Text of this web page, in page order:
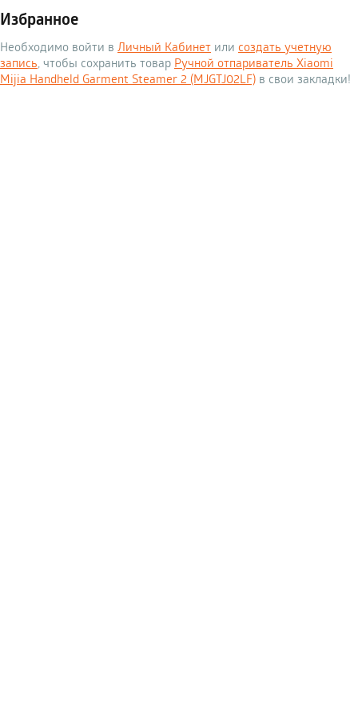
Избранное
Необходимо войти в Личный Кабинет или создать учетную
запись, чтобы сохранить товар Ручной отпариватель Xiaomi
Mijia Handheld Garment Steamer 2 (MJGTJ02LF) в свои закладки!